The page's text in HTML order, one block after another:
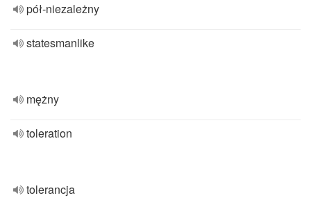
pół-niezależny
statesmanlike
mężny
toleration
tolerancja